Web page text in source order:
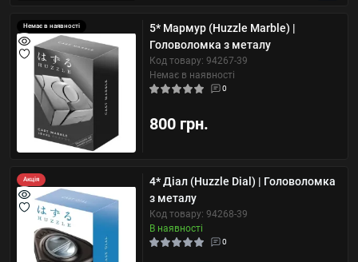
Немає в наявності
5* Мармур (Huzzle Marble) |
Головоломка з металу
Код товару: 94267-39
Немає в наявності
0
800 грн.
Акція
4* Діал (Huzzle Dial) | Головоломка
з металу
Код товару: 94268-39
В наявності
0